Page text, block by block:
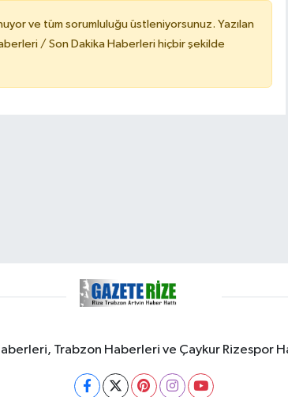
ve tüm sorumluluğu üstleniyorsunuz. Yazılan
/ Son Dakika Haberleri hiçbir şekilde
Trabzon Haberleri ve Çaykur